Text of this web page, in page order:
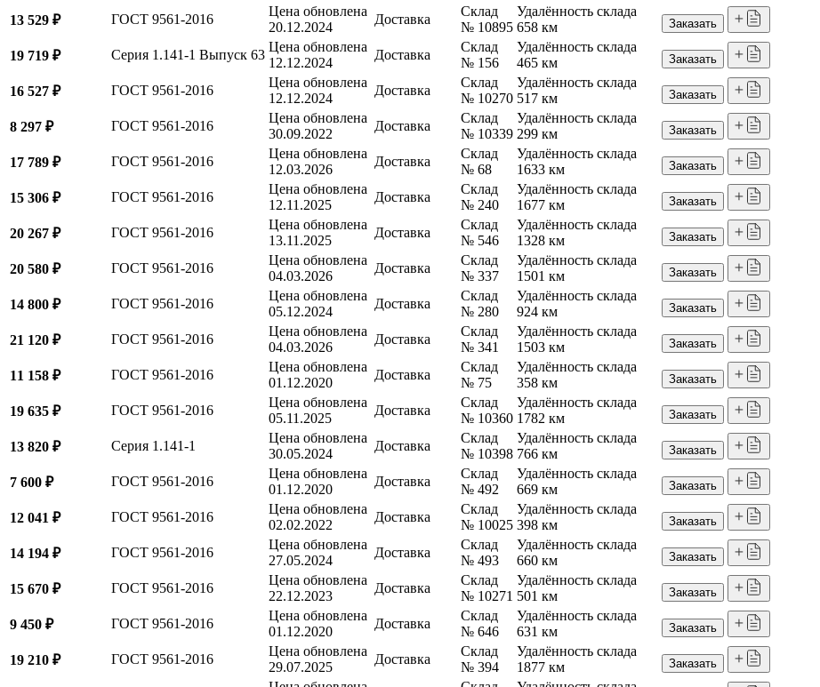
13 529 ₽ ГОСТ 9561-2016
Цена обновлена
20.12.2024
Доставка
Склад
№ 10895
Удалённость склада
658 км
Заказать
19 719 ₽ Серия 1.141-1 Выпуск 63
Цена обновлена
12.12.2024
Доставка
Склад
№ 156
Удалённость склада
465 км
Заказать
16 527 ₽ ГОСТ 9561-2016
Цена обновлена
12.12.2024
Доставка
Склад
№ 10270
Удалённость склада
517 км
Заказать
8 297 ₽ ГОСТ 9561-2016
Цена обновлена
30.09.2022
Доставка
Склад
№ 10339
Удалённость склада
299 км
Заказать
17 789 ₽ ГОСТ 9561-2016
Цена обновлена
12.03.2026
Доставка
Склад
№ 68
Удалённость склада
1633 км
Заказать
15 306 ₽ ГОСТ 9561-2016
Цена обновлена
12.11.2025
Доставка
Склад
№ 240
Удалённость склада
1677 км
Заказать
20 267 ₽ ГОСТ 9561-2016
Цена обновлена
13.11.2025
Доставка
Склад
№ 546
Удалённость склада
1328 км
Заказать
20 580 ₽ ГОСТ 9561-2016
Цена обновлена
04.03.2026
Доставка
Склад
№ 337
Удалённость склада
1501 км
Заказать
14 800 ₽ ГОСТ 9561-2016
Цена обновлена
05.12.2024
Доставка
Склад
№ 280
Удалённость склада
924 км
Заказать
21 120 ₽ ГОСТ 9561-2016
Цена обновлена
04.03.2026
Доставка
Склад
№ 341
Удалённость склада
1503 км
Заказать
11 158 ₽ ГОСТ 9561-2016
Цена обновлена
01.12.2020
Доставка
Склад
№ 75
Удалённость склада
358 км
Заказать
19 635 ₽ ГОСТ 9561-2016
Цена обновлена
05.11.2025
Доставка
Склад
№ 10360
Удалённость склада
1782 км
Заказать
13 820 ₽ Серия 1.141-1
Цена обновлена
30.05.2024
Доставка
Склад
№ 10398
Удалённость склада
766 км
Заказать
7 600 ₽ ГОСТ 9561-2016
Цена обновлена
01.12.2020
Доставка
Склад
№ 492
Удалённость склада
669 км
Заказать
12 041 ₽ ГОСТ 9561-2016
Цена обновлена
02.02.2022
Доставка
Склад
№ 10025
Удалённость склада
398 км
Заказать
14 194 ₽ ГОСТ 9561-2016
Цена обновлена
27.05.2024
Доставка
Склад
№ 493
Удалённость склада
660 км
Заказать
15 670 ₽ ГОСТ 9561-2016
Цена обновлена
22.12.2023
Доставка
Склад
№ 10271
Удалённость склада
501 км
Заказать
9 450 ₽ ГОСТ 9561-2016
Цена обновлена
01.12.2020
Доставка
Склад
№ 646
Удалённость склада
631 км
Заказать
19 210 ₽ ГОСТ 9561-2016
Цена обновлена
29.07.2025
Доставка
Склад
№ 394
Удалённость склада
1877 км
Заказать